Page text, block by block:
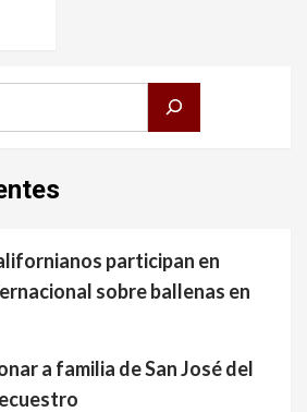
participan en
sobre ballenas en
a familia de San José del